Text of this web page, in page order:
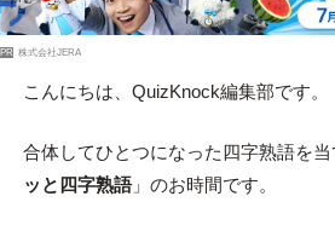
PR 株式会社JERA
こんにちは、QuizKnock編集部です。
合体してひとつになった四字熟語を
ッと四字熟語」のお時間です。